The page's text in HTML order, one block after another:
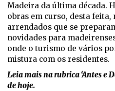
Madeira da última década.
obras em curso, desta
arrendados que se
novidades para
onde o turismo de vários
mistura com os residentes.
Leia mais na rubrica ‘Antes e
de hoje.